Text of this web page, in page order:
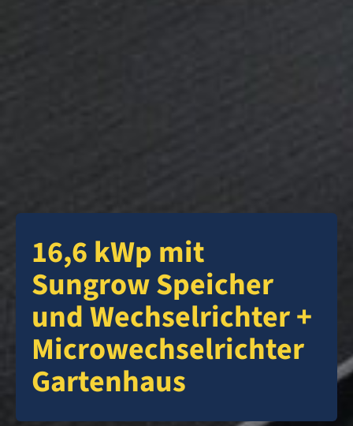
16,6 kWp mit
Sungrow Speicher
und Wechselrichter +
Microwechselrichter
Gartenhaus